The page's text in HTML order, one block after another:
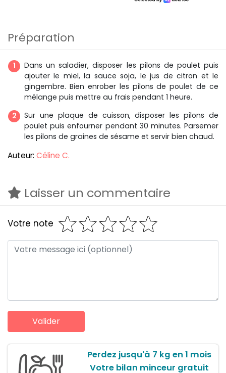
Préparation
Dans un saladier, disposer les pilons de poulet puis
ajouter le miel, la sauce soja, le jus de citron et le
gingembre. Bien enrober les pilons de poulet de ce
mélange puis mettre au frais pendant 1 heure.
Sur une plaque de cuisson, disposer les pilons de
poulet puis enfourner pendant 30 minutes. Parsemer
les pilons de graines de sésame et servir bien chaud.
Auteur: Céline C.
Laisser un commentaire
Votre note
Perdez jusqu'à 7 kg en 1 mois
Votre bilan minceur gratuit